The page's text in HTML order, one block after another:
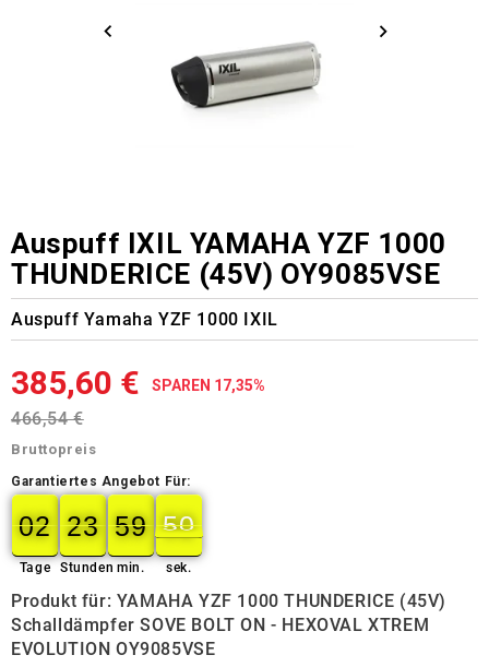
Auspuff IXIL YAMAHA YZF 1000
THUNDERICE (45V) OY9085VSE
Auspuff Yamaha YZF 1000 IXIL
385,60 € SPAREN 17,35%
466,54 €
Bruttopreis
Garantiertes Angebot Für:
02
02
00
Tage
23
23
00
Stunden
59
59
00
min.
50
50
51
sek.
Produkt für: YAMAHA YZF 1000 THUNDERICE (45V)
Schalldämpfer SOVE BOLT ON - HEXOVAL XTREM
EVOLUTION OY9085VSE